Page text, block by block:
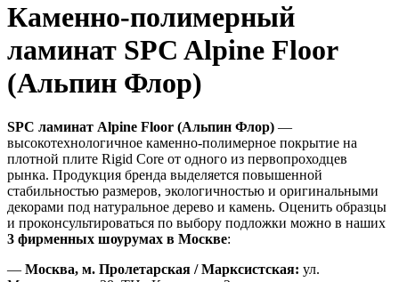
Каменно-полимерный
ламинат SPC Alpine Floor
(Альпин Флор)
SPC ламинат Alpine Floor (Альпин Флор) —
высокотехнологичное каменно-полимерное покрытие на
плотной плите Rigid Core от одного из первопроходцев
рынка. Продукция бренда выделяется повышенной
стабильностью размеров, экологичностью и оригинальными
декорами под натуральное дерево и камень. Оценить образцы
и проконсультироваться по выбору подложки можно в наших
3 фирменных шоурумах в Москве:
— Москва, м. Пролетарская / Марксистская: ул.